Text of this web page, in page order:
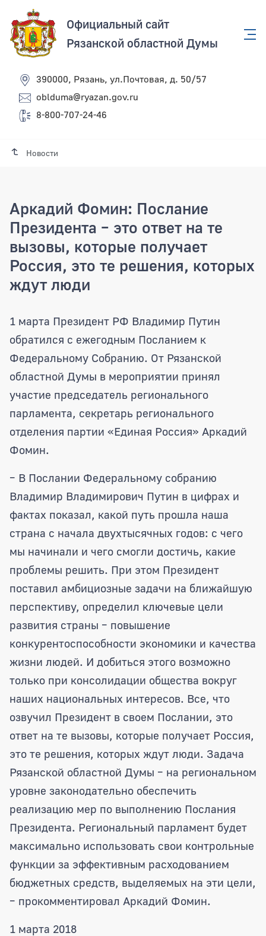
Официальный сайт
Рязанской областной Думы
390000, Рязань, ул.Почтовая, д. 50/57
oblduma@ryazan.gov.ru
8-800-707-24-46
Новости
Аркадий Фомин: Послание
Президента – это ответ на те
вызовы, которые получает
Россия, это те решения, которых
ждут люди
Аркадий Фомин: Послание
1 марта Президент РФ Владимир Путин
обратился с ежегодным Посланием к
Федеральному Собранию. От Рязанской
областной Думы в мероприятии принял
участие председатель регионального
парламента, секретарь регионального
отделения партии «Единая Россия» Аркадий
Фомин.
– В Послании Федеральному собранию
Владимир Владимирович Путин в цифрах и
фактах показал, какой путь прошла наша
страна с начала двухтысячных годов: с чего
мы начинали и чего смогли достичь, какие
проблемы решить. При этом Президент
поставил амбициозные задачи на ближайшую
перспективу, определил ключевые цели
развития страны – повышение
конкурентоспособности экономики и качества
жизни людей. И добиться этого возможно
только при консолидации общества вокруг
наших национальных интересов. Все, что
озвучил Президент в своем Послании, это
ответ на те вызовы, которые получает Россия,
это те решения, которых ждут люди. Задача
Рязанской областной Думы – на региональном
уровне законодательно обеспечить
реализацию мер по выполнению Послания
Президента. Региональный парламент будет
максимально использовать свои контрольные
функции за эффективным расходованием
бюджетных средств, выделяемых на эти цели,
– прокомментировал Аркадий Фомин.
1 марта 2018